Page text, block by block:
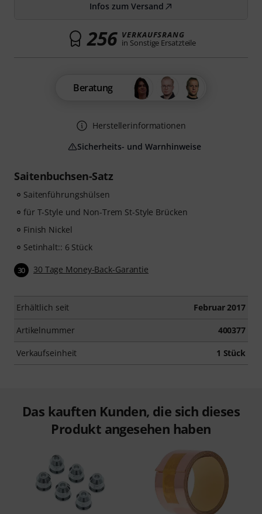
Saitenbuchsen-Satz
Saitenführungshülsen
für T-Style und Non-Trem St-Style Brücken
Finish Nickel
Setinhalt:: 6 Stück
30 30 Tage Money-Back-Garantie
Erhältlich seit Februar 2017
Artikelnummer 400377
Verkaufseinheit 1 Stück
Infos zum Versand
256 VERKAUFSRANG
in Sonstige Ersatzteile
Beratung
Herstellerinformationen
Sicherheits- und Warnhinweise
Das kauften Kunden, die sich dieses
Produkt angesehen haben